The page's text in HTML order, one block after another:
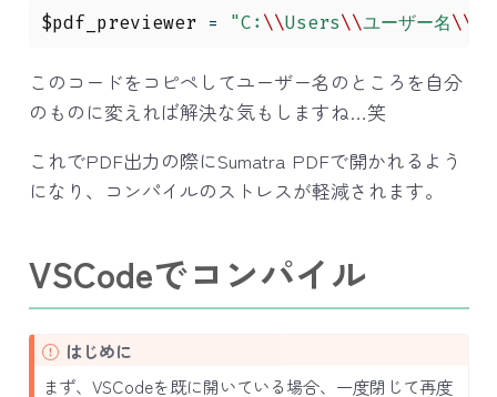
$pdf_previewer = "C: \\Users\\ユーザー名\\
このコードをコピペしてユーザー名のところを自分
のものに変えれば解決な気もしますね…笑
これでPDF出力の際にSumatra PDFで開かれるよう
になり、コンパイルのストレスが軽減されます。
VSCodeでコンパイル
I
m
はじめに
まず、VSCodeを既に開いている場合、一度閉じて再度